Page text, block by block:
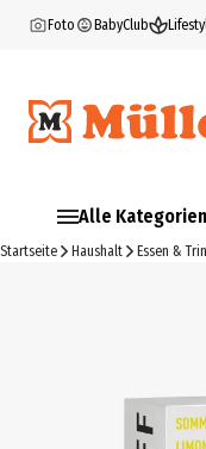
Foto BabyClub
Alle Kategorien
Startseite Haushalt Essen &